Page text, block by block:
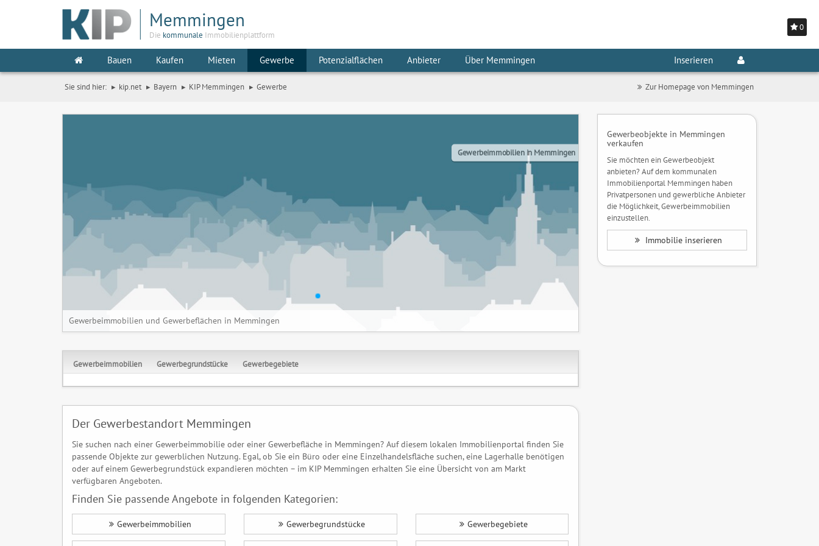
0
Memmingen
Die kommunale Immobilienplattform
Bauen Kaufen Mieten Gewerbe Potenzialflächen Anbieter Über Memmingen Inserieren
Sie sind hier: kip.net Bayern KIP Memmingen Gewerbe Zur Homepage von Memmingen
Gewerbeimmobilien in Memmingen
Gewerbeimmobilien und Gewerbeflächen in Memmingen
Gewerbeimmobilien Gewerbegrundstücke Gewerbegebiete
Der Gewerbestandort Memmingen
Sie suchen nach einer Gewerbeimmobilie oder einer Gewerbefläche in Memmingen? Auf diesem lokalen Immobilienportal finden Sie
passende Objekte zur gewerblichen Nutzung. Egal, ob Sie ein Büro oder eine Einzelhandelsfläche suchen, eine Lagerhalle benötigen
oder auf einem Gewerbegrundstück expandieren möchten – im KIP Memmingen erhalten Sie eine Übersicht von am Markt
verfügbaren Angeboten.
Finden Sie passende Angebote in folgenden Kategorien:
Gewerbeimmobilien Gewerbegrundstücke Gewerbegebiete
Gewerbeobjekte in Memmingen
verkaufen
Sie möchten ein Gewerbeobjekt
anbieten? Auf dem kommunalen
Immobilienportal Memmingen haben
Privatpersonen und gewerbliche Anbieter
die Möglichkeit, Gewerbeimmobilien
einzustellen.
Immobilie inserieren